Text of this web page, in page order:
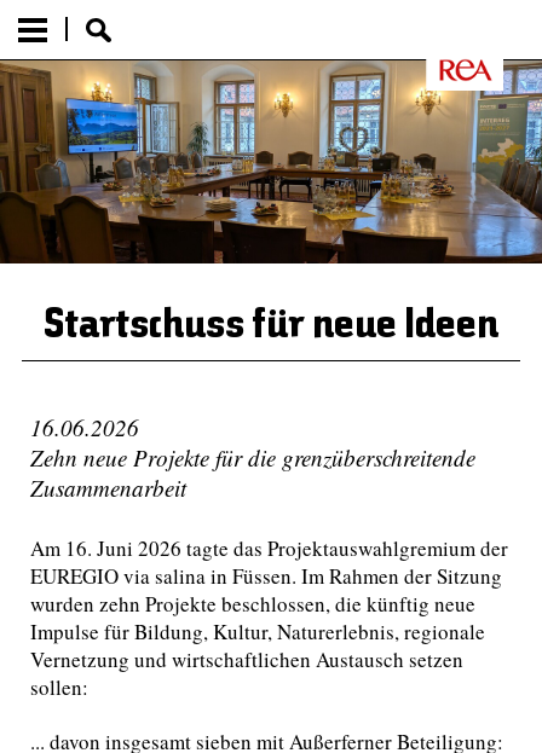
Startschuss für neue Ideen
16.06.2026
Zehn neue Projekte für die grenzüberschreitende
Zusammenarbeit
Am 16. Juni 2026 tagte das Projektauswahlgremium der
EUREGIO via salina in Füssen. Im Rahmen der Sitzung
wurden zehn Projekte beschlossen, die künftig neue
Impulse für Bildung, Kultur, Naturerlebnis, regionale
Vernetzung und wirtschaftlichen Austausch setzen
sollen:
... davon insgesamt sieben mit Außerferner Beteiligung: